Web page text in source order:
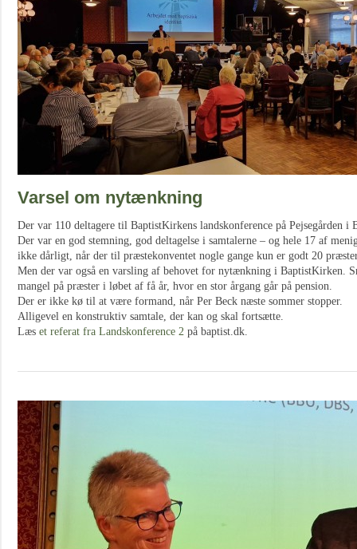
Varsel om nytænkning
Der var 110 deltagere til BaptistKirkens landskonference på Pejsegården i
Der var en god stemning, god deltagelse i samtalerne – og hele 17 af
ikke dårligt, når der til præstekonventet nogle gange kun er godt 20
Men der var også en varsling af behovet for nytænkning i BaptistKirken.
mangel på præster i løbet af få år, hvor en stor årgang går på pension.
Der er ikke kø til at være formand, når Per Beck næste sommer stopper.
Alligevel en konstruktiv samtale, der kan og skal fortsætte.
Læs et referat fra Landskonference 2 på baptist.dk.